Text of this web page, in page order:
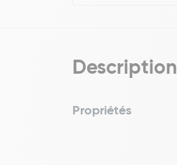
Description
Propriétés